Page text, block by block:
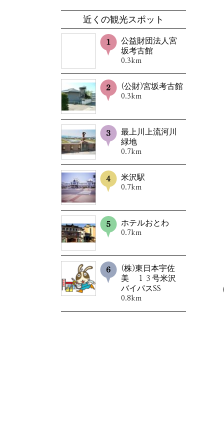
近くの観光スポット
公益財団法人宮
坂考古館
0.3km
(公財)宮坂考古館
0.3km
最上川上流河川
緑地
0.7km
米沢駅
0.7km
ホテルおとわ
0.7km
(株)東日本宇佐
美 １３号米沢
バイパスSS
0.8km